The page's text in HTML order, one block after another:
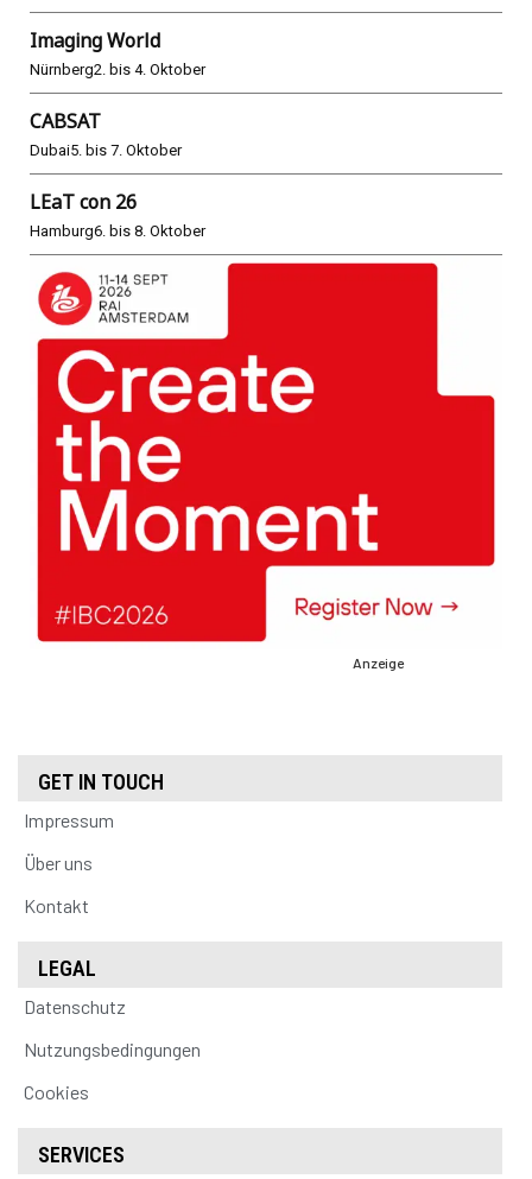
Imaging World
Nürnberg2. bis 4. Oktober
CABSAT
Dubai5. bis 7. Oktober
LEaT con 26
Hamburg6. bis 8. Oktober
Anzeige
GET IN TOUCH
Impressum
Über uns
Kontakt
LEGAL
Datenschutz
Nutzungsbedingungen
Cookies
SERVICES